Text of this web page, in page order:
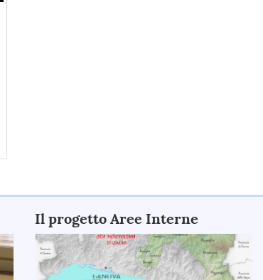
Il progetto Aree Interne